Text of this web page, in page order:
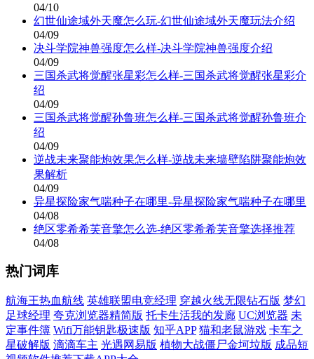
04/10
幻世仙途域外天魔怎么玩-幻世仙途域外天魔玩法介绍
04/09
决斗学院神兽强度怎么样-决斗学院神兽强度介绍
04/09
三国杀武将觉醒张星彩怎么样-三国杀武将觉醒张星彩介
绍
04/09
三国杀武将觉醒孙鲁班怎么样-三国杀武将觉醒孙鲁班介
绍
04/09
逆战未来聚能炮效果怎么样-逆战未来墙壁陷阱聚能炮效
果解析
04/09
异星探险家气喘种子在哪里-异星探险家气喘种子在哪里
04/08
绝区零希希芙音擎怎么选-绝区零希希芙音擎选择推荐
04/08
热门词库
航海王热血航线 英雄联盟电竞经理 穿越火线无限钻石版 梦幻
足球经理 夸克浏览器精简版 托卡生活我的发廊 UC浏览器 未
定事件簿 Wifi万能钥匙极速版 知乎APP 猫和老鼠游戏 卡车之
星破解版 滴滴车主 光遇网易版 植物大战僵尸金坷垃版 成品短